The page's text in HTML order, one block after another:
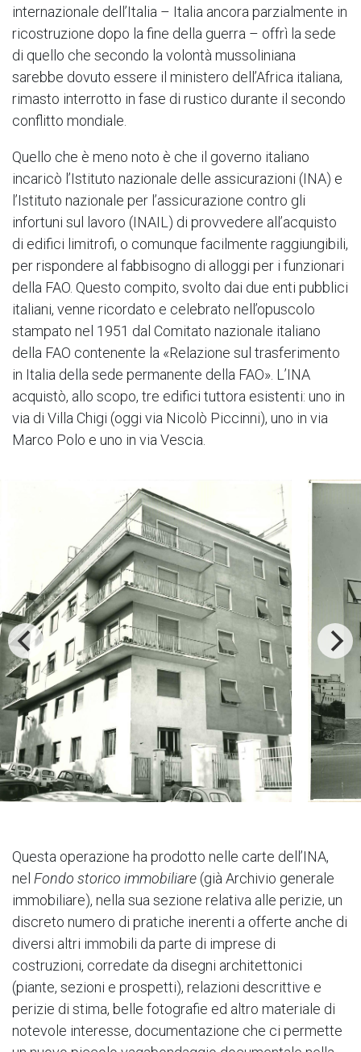
internazionale dell’Italia – Italia ancora parzialmente in
ricostruzione dopo la fine della guerra – offrì la sede
di quello che secondo la volontà mussoliniana
sarebbe dovuto essere il ministero dell’Africa italiana,
rimasto interrotto in fase di rustico durante il secondo
conflitto mondiale.
Quello che è meno noto è che il governo italiano
incaricò l’Istituto nazionale delle assicurazioni (INA) e
l’Istituto nazionale per l’assicurazione contro gli
infortuni sul lavoro (INAIL) di provvedere all’acquisto
di edifici limitrofi, o comunque facilmente raggiungibili,
per rispondere al fabbisogno di alloggi per i funzionari
della FAO. Questo compito, svolto dai due enti pubblici
italiani, venne ricordato e celebrato nell’opuscolo
stampato nel 1951 dal Comitato nazionale italiano
della FAO contenente la «Relazione sul trasferimento
in Italia della sede permanente della FAO». L’INA
acquistò, allo scopo, tre edifici tuttora esistenti: uno in
via di Villa Chigi (oggi via Nicolò Piccinni), uno in via
Marco Polo e uno in via Vescia.
Questa operazione ha prodotto nelle carte dell’INA,
nel Fondo storico immobiliare (già Archivio generale
immobiliare), nella sua sezione relativa alle perizie, un
discreto numero di pratiche inerenti a offerte anche di
diversi altri immobili da parte di imprese di
costruzioni, corredate da disegni architettonici
(piante, sezioni e prospetti), relazioni descrittive e
perizie di stima, belle fotografie ed altro materiale di
notevole interesse, documentazione che ci permette